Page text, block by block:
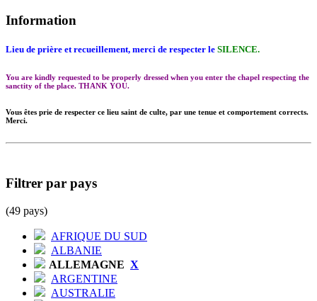
Information
Lieu de prière et recueillement, merci de respecter le SILENCE.
You are kindly requested to be properly dressed when you enter the chapel respecting the
sanctity of the place. THANK YOU.
Vous êtes prie de respecter ce lieu saint de culte, par une tenue et comportement corrects.
Merci.
Filtrer par pays
(49 pays)
AFRIQUE DU SUD
ALBANIE
ALLEMAGNE X
ARGENTINE
AUSTRALIE